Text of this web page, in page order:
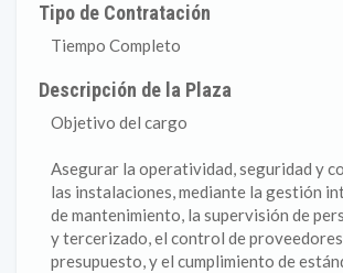
Tipo de Contratación
Tiempo Completo
Descripción de la Plaza
Objetivo del cargo
Asegurar la operatividad, seguridad y
las instalaciones, mediante la gestión
de mantenimiento, la supervisión de
y tercerizado, el control de
presupuesto, y el cumplimiento de